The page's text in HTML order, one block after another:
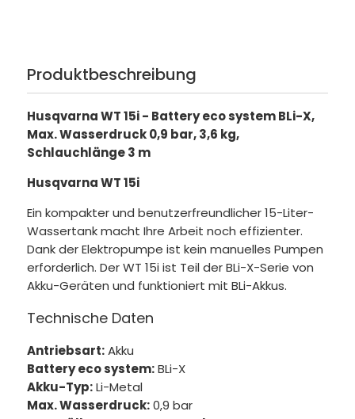
Produktbeschreibung
Husqvarna WT 15i - Battery eco system BLi-X,
Max. Wasserdruck 0,9 bar, 3,6 kg,
Schlauchlänge 3 m
Husqvarna WT 15i
Ein kompakter und benutzerfreundlicher 15-Liter-
Wassertank macht Ihre Arbeit noch effizienter.
Dank der Elektropumpe ist kein manuelles Pumpen
erforderlich. Der WT 15i ist Teil der BLi-X-Serie von
Akku-Geräten und funktioniert mit BLi-Akkus.
Technische Daten
Antriebsart:Akku
Battery eco system:BLi-X
Akku-Typ:Li-Metal
Max. Wasserdruck:0,9 bar